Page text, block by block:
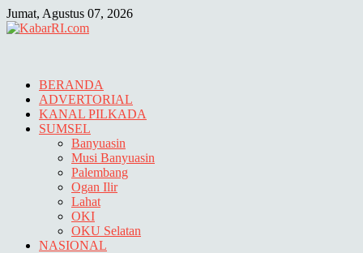
Skip
to
Jumat, Agustus 07, 2026
BERANDA
ADVERTORIAL
KANAL PILKADA
SUMSEL
Banyuasin
Musi Banyuasin
Palembang
Ogan Ilir
Lahat
OKI
OKU Selatan
NASIONAL